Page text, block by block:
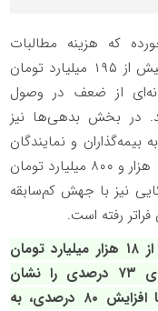
که هزینه مطالبات
مشکوک‌الوصول بیمه البرز طی ۹ ماه، به بیش از ۱۹۵ میلیارد تومان
از ضعف در وصول
در بخش بدهی‌ها نیز
و نمایندگان
با رشد خیره‌کننده ۳۲۳ درصدی به بیش از ۱ هزار و ۸۰۰ میلیارد تومان
نیز با جهش کم‌سابقه
هم‌زمان، بیمه البرز طی این ۹ ماه بیش از ۱۸ هزار میلیارد تومان
خسارت پرداختی خالص داشته که رشدی ۷۳ درصدی را نشان
می‌دهد. خسارت پرداختی ناخالص نیز با افزایش ۸۰ درصدی، به